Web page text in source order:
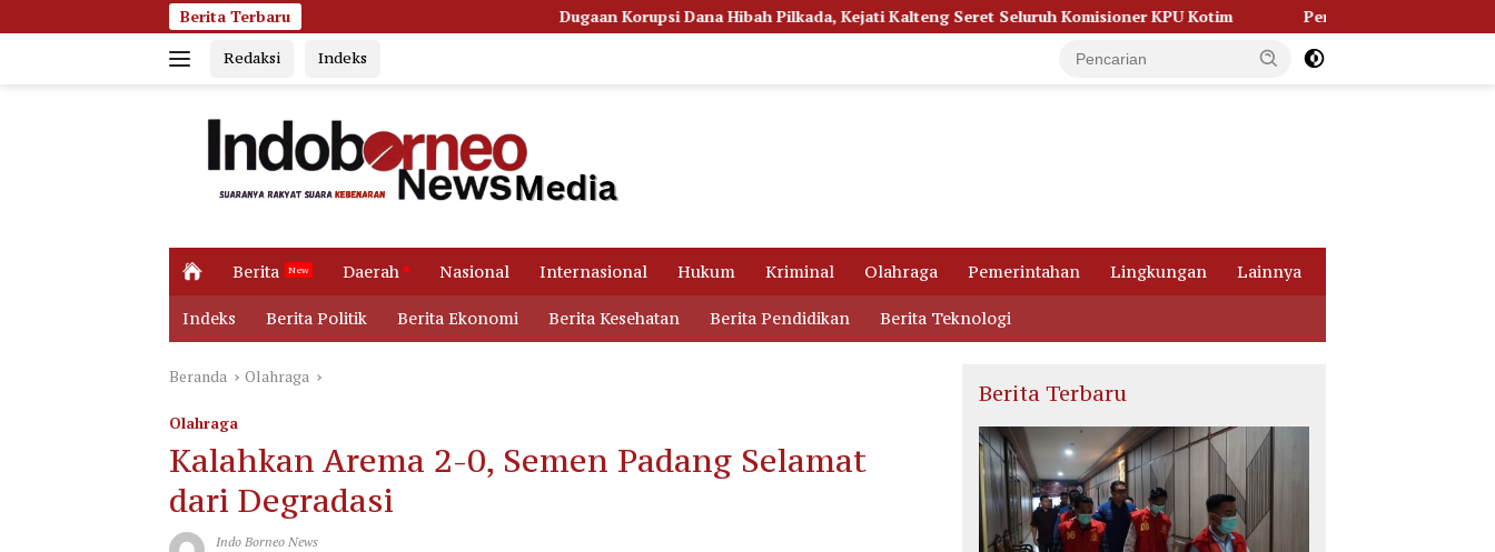
ke
Berita Terbaru Dugaan Korupsi Dana Hibah Pilkada, Kejati Kalteng Seret Seluruh Komisioner KPU Kotim Persidangan Memanas, Kuasa Hukum Bongkar
Redaksi Indeks
H
m
e
Berita Daerah Nasional Internasional Hukum Kriminal Olahraga Pemerintahan Lingkungan Lainnya
Indeks Berita Politik Berita Ekonomi Berita Kesehatan Berita Pendidikan Berita Teknologi
Beranda Olahraga
Olahraga
Kalahkan Arema 2-0, Semen Padang Selamat
dari Degradasi
Indo Borneo News
Berita Terbaru